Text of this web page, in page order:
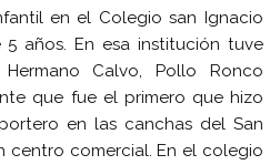
en el Colegio san Ignacio
años. En esa institución tuve
Calvo, Pollo Ronco
que fue el primero que hizo
en las canchas del San
centro comercial. En el colegio